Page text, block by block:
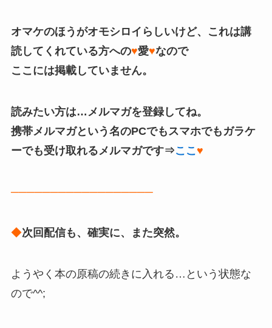
オマケのほうがオモシロイらしいけど、これは講
読してくれている方への♥愛♥なので
ここには掲載していません。
読みたい方は…メルマガを登録してね。
携帯メルマガという名のPCでもスマホでもガラケ
ーでも受け取れるメルマガです⇒ここ ♥
──────────────────
◆次回配信も、確実に、また突然。
ようやく本の原稿の続きに入れる…という状態な
ので^^;